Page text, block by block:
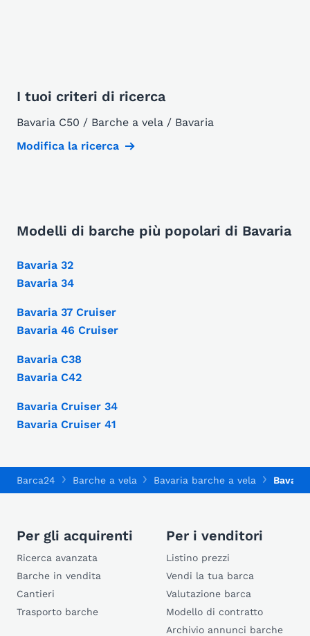
I tuoi criteri di ricerca
Bavaria C50 / Barche a vela / Bavaria
Modifica la ricerca
Modelli di barche più popolari di Bavaria
Bavaria 32
Bavaria 34
Bavaria 37 Cruiser
Bavaria 46 Cruiser
Bavaria C38
Bavaria C42
Bavaria Cruiser 34
Bavaria Cruiser 41
Barca24 Barche a vela Bavaria barche a vela
Per gli acquirenti
Ricerca avanzata
Barche in vendita
Cantieri
Trasporto barche
Per i venditori
Listino prezzi
Vendi la tua barca
Valutazione barca
Modello di contratto
Archivio annunci barche